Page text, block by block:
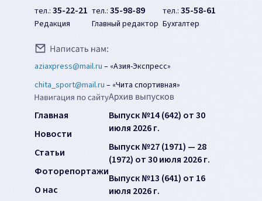
тел.: 35-22-21
Редакция
тел.: 35-98-89
Главный редактор
тел.: 35-58-61
Бухгалтер
aziaxpress@mail.ru – «Азия-Экспресс»
chita_sport@mail.ru – «Чита спортивная»
Главная
Новости
Статьи
Фоторепортажи
О нас
Выпуск №14 (642) от 30
июля 2026 г.
Выпуск №27 (1971) — 28
(1972) от 30 июля 2026 г.
Выпуск №13 (641) от 16
июля 2026 г.